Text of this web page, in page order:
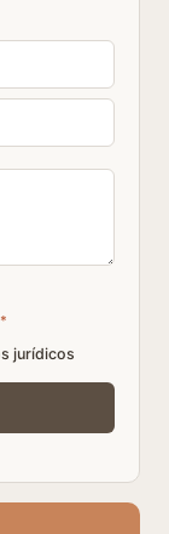
*
jurídicos